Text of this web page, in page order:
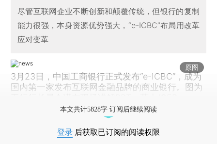
尽管互联网企业不断创新和颠覆传统，但银行的复制
能力很强，本身资源优势强大，“e-ICBC”布局用改革
应对变革
原图
3月23日，中国工商银行正式发布“e-ICBC”，成为
国内第一家发布互联网金融品牌的商业银行。图为
本文共计5828字 订阅后继续阅读
登录 后获取已订阅的阅读权限